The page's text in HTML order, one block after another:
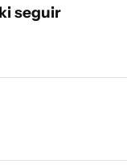
seguir